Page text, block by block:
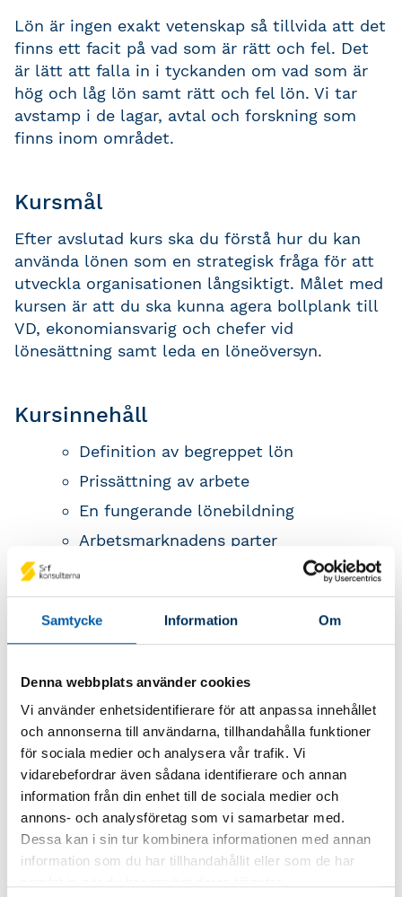
Samtycke Information Om
Denna webbplats använder cookies
Vi använder enhetsidentifierare för att anpassa innehållet
och annonserna till användarna, tillhandahålla funktioner
för sociala medier och analysera vår trafik. Vi
vidarebefordrar även sådana identifierare och annan
information från din enhet till de sociala medier och
annons- och analysföretag som vi samarbetar med.
Dessa kan i sin tur kombinera informationen med annan
information som du har tillhandahållit eller som de har
Lön är ingen exakt vetenskap så tillvida att det
finns ett facit på vad som är rätt och fel. Det
är lätt att falla in i tyckanden om vad som är
hög och låg lön samt rätt och fel lön. Vi tar
avstamp i de lagar, avtal och forskning som
finns inom området.
Kursmål
Efter avslutad kurs ska du förstå hur du kan
använda lönen som en strategisk fråga för att
utveckla organisationen långsiktigt. Målet med
kursen är att du ska kunna agera bollplank till
VD, ekonomiansvarig och chefer vid
lönesättning samt leda en löneöversyn.
Kursinnehåll
Definition av begreppet lön
Prissättning av arbete
En fungerande lönebildning
Arbetsmarknadens parter
Avtalskonstruktioner
Att sätta respektive syna löner
Att välja lönemodell
Styrdokument
Mål och kriterier
Bedömning av arbetsinsats
Att genomföra en löneöversyn
Lön- och utvecklingssamtal
Feedback på arbetsprestation
Motivationsfaktorer i arbetet